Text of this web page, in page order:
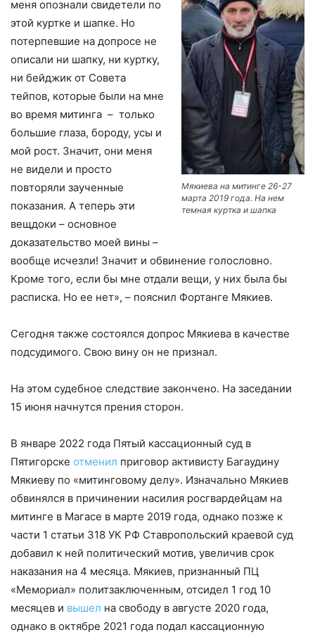
Мякиева на митинге 26-27
марта 2019 года. На нем
темная куртка и шапка
меня опознали свидетели по
этой куртке и шапке. Но
потерпевшие на допросе не
описали ни шапку, ни куртку,
ни бейджик от Совета
тейпов, которые были на мне
во время митинга – только
большие глаза, бороду, усы и
мой рост. Значит, они меня
не видели и просто
повторяли заученные
показания. А теперь эти
вещдоки – основное
доказательство моей вины –
вообще исчезли! Значит и обвинение голословно.
Кроме того, если бы мне отдали вещи, у них была бы
расписка. Но ее нет», – пояснил Фортанге Мякиев.
Сегодня также состоялся допрос Мякиева в качестве
подсудимого. Свою вину он не признал.
На этом судебное следствие закончено. На заседании
15 июня начнутся прения сторон.
В январе 2022 года Пятый кассационный суд в
Пятигорске отменил приговор активисту Багаудину
Мякиеву по «митинговому делу». Изначально Мякиев
обвинялся в причинении насилия росгвардейцам на
митинге в Магасе в марте 2019 года, однако позже к
части 1 статьи 318 УК РФ Ставропольский краевой суд
добавил к ней политический мотив, увеличив срок
наказания на 4 месяца. Мякиев, признанный ПЦ
«Мемориал» политзаключенным, отсидел 1 год 10
месяцев и вышел на свободу в августе 2020 года,
однако в октябре 2021 года подал кассационную